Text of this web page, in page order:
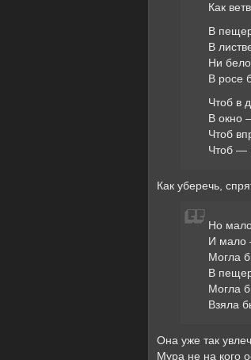
Как
В
В
Ни
В росе
Чтоб в
В окно
Чтоб
Чтоб —
Как уберечь,
Но
И мало
Могла
В
Могла
Взяла
Она уже так
Мура не на кого